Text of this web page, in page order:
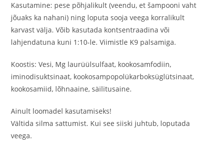
Kasutamine: pese põhjalikult (veendu, et šampooni vaht
jõuaks ka nahani) ning loputa sooja veega korralikult
karvast välja. Võib kasutada kontsentraadina või
lahjendatuna kuni 1:10-le. Viimistle K9 palsamiga.
Koostis: Vesi, Mg laurüülsulfaat, kookosamfodiin,
iminodisuktsinaat, kookosampopolükarboksüglütsinaat,
kookosamiid, lõhnaaine, säilitusaine.
Ainult loomadel kasutamiseks!
Vältida silma sattumist. Kui see siiski juhtub, loputada
veega.